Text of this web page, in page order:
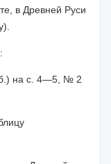
в Древней Руси
на с. 4—5, № 2